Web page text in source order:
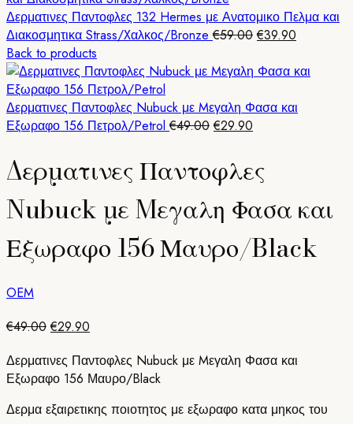
Δερματινες Παντοφλες 132 Hermes με Ανατομικο Πελμα και
Διακοσμητικα Strass/Xαλκος/Bronze€59.00Original
was:
€39.90
τιμή
€39.90.
Back to products
Δερματινες Παντοφλες Nubuck με Mεγαλη Φασα και
Εξωραφο 156 Πετρολ/Petrol€49.00Original
was:
€49.00.
€29.90
είναι:
Δερματινες Παντοφλες
Nubuck με Mεγαλη Φασα και
Εξωραφο 156 Μαυρο/Black
OEM
€49.00Original
was:
€49.00.
€29.90
τιμή
είναι:
Δερματινες Παντοφλες Nubuck με Mεγαλη Φασα και
Εξωραφο 156 Μαυρο/Black
Δερμα εξαιρετικης ποιοτητος με εξωραφο κατα μηκος του